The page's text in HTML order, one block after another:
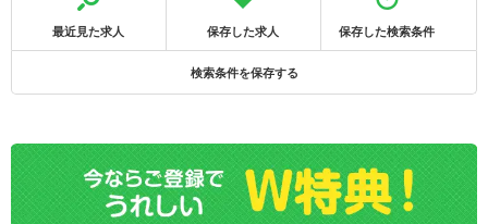
最近見た求人 保存した求人 保存した検索条件
検索条件を保存する